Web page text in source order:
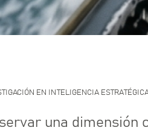
EN INTELIGENCIA
una